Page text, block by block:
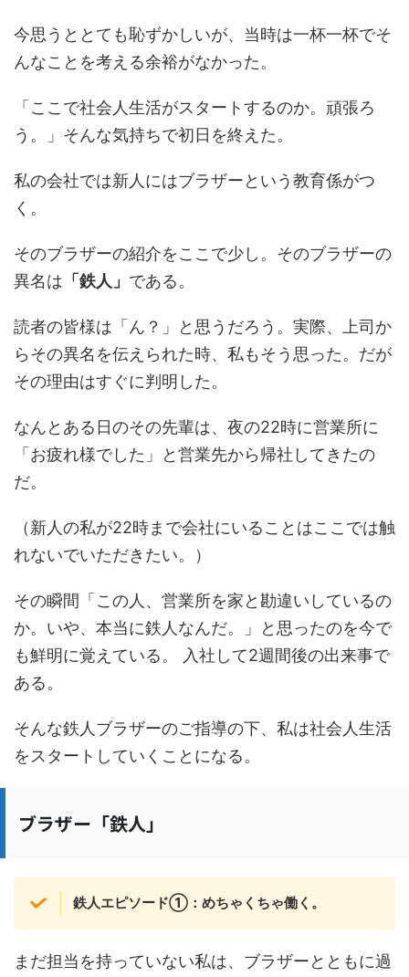
今思うととても恥ずかしいが、当時は一杯一杯でそ
んなことを考える余裕がなかった。
「ここで社会人生活がスタートするのか。頑張ろ
う。」そんな気持ちで初日を終えた。
私の会社では新人にはブラザーという教育係がつ
く。
そのブラザーの紹介をここで少し。そのブラザーの
異名は 「鉄人」 である。
読者の皆様は「ん？」と思うだろう。実際、上司か
らその異名を伝えられた時、私もそう思った。だが
その理由はすぐに判明した。
なんとある日のその先輩は、夜の22時に営業所に
「お疲れ様でした」と営業先から帰社してきたの
だ。
（新人の私が22時まで会社にいることはここでは触
れないでいただきたい。）
その瞬間「この人、営業所を家と勘違いしているの
か。いや、本当に鉄人なんだ。」と思ったのを今で
も鮮明に覚えている。 入社して2週間後の出来事で
ある。
そんな鉄人ブラザーのご指導の下、私は社会人生活
をスタートしていくことになる。
ブラザー「鉄人」
鉄人エピソード①：めちゃくちゃ働く。
まだ担当を持っていない私は、ブラザーとともに過